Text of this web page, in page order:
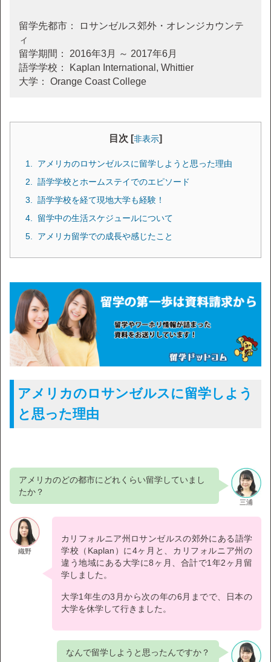
留学先都市： ロサンゼルス郊外・オレンジカウンテ
ィ
留学期間： 2016年3月 ～ 2017年6月
語学学校： Kaplan International, Whittier
大学： Orange Coast College
目次 [非表示]
アメリカのロサンゼルスに留学しようと思った理由
語学学校とホームステイでのエピソード
語学学校を経て現地大学も経験！
留学中の生活スケジュールについて
アメリカ留学での成長や感じたこと
アメリカのロサンゼルスに留学しよう
と思った理由
三浦
アメリカのどの都市にどれくらい留学していまし
たか？
織野
カリフォルニア州ロサンゼルスの郊外にある語学
学校（Kaplan）に4ヶ月と、カリフォルニア州の
違う地域にある大学に8ヶ月、合計で1年2ヶ月留
学しました。
大学1年生の3月から次の年の6月までで、日本の
大学を休学して行きました。
なんで留学しようと思ったんですか？